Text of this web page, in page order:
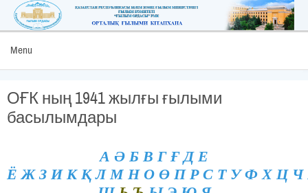
Menu
ОҒК ның 1941 жылғы ғылыми
басылымдары
А Ә Б В Г Ғ Д Е
Ё Ж З И К Қ Л М Н О Ө П Р С Т У Ф Х Ц Ч